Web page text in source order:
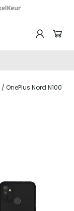
/ OnePlus Nord N100